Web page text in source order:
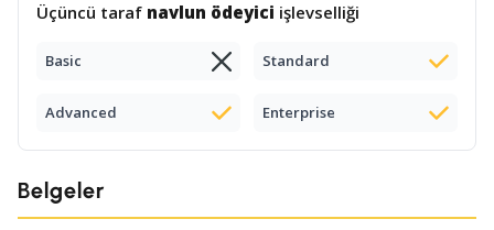
Üçüncü taraf navlun ödeyici işlevselliği
Basic Standard
Advanced Enterprise
Belgeler